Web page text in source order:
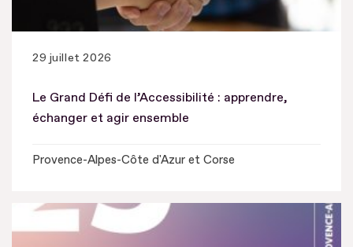
29 juillet 2026
Le Grand Défi de l’Accessibilité : apprendre,
échanger et agir ensemble
Provence-Alpes-Côte d'Azur et Corse